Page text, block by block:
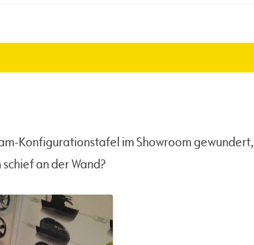
Konfigurationstafel im Showroom gewundert,
an der Wand?